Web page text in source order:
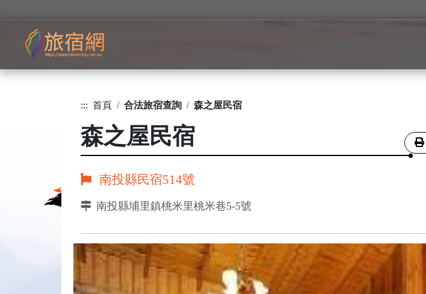
::: 首頁 合法旅宿查詢 森之屋民宿
森之屋民宿
南投縣民宿514號
南投縣埔里鎮桃米里桃米巷5-5號